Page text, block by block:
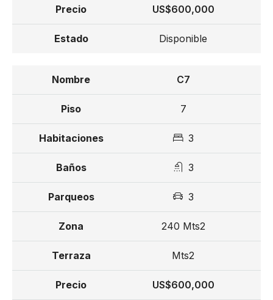
US$600,000
Disponible
C7
7
3
3
3
240 Mts2
Mts2
US$600,000